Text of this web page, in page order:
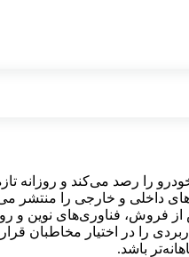
از سال ۱۳۸۹ بازار خودرو را رصد می‌کند و
داخلی و خارجی را منتشر
فناوری‌های نوین و
را در اختیار مخاطبان
باشد.